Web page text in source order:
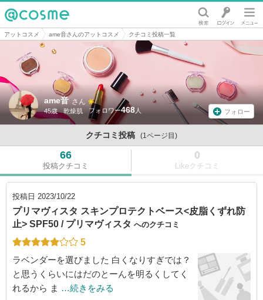
@cosme
アットコスメ ame音さんのアットコスメ クチコミ投稿一覧
ame音 さん
45歳 乾燥肌 468 フォロー
クチコミ投稿 (1ページ目)
66
投稿クチコミ
0
Likeクチコミ
投稿日 2023/10/22
プリマヴィスタ スキンプロテクトベース<皮脂くずれ防
止> SPF50 / プリマヴィスタ へのクチコミ
5
ラベンダーを選びました 白くなりすぎでは？
と思うくらいにはだのとーんを明るくしてく
れるから ま …続きをみる